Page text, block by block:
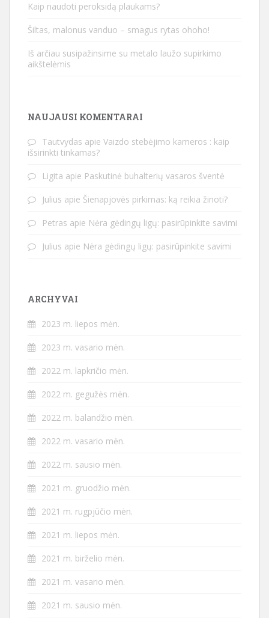
Kaip naudoti peroksidą plaukams?
Šiltas, malonus vanduo – smagus rytas ohoho!
Iš arčiau susipažinsime su metalo laužo supirkimo
aikštelėmis
NAUJAUSI KOMENTARAI
Tautvydas apie Vaizdo stebėjimo kameros : kaip
išsirinkti tinkamas?
Ligita apie Paskutinė buhalterių vasaros šventė
Julius apie Šienapjovės pirkimas: ką reikia žinoti?
Petras apie Nėra gėdingų ligų: pasirūpinkite savimi
Julius apie Nėra gėdingų ligų: pasirūpinkite savimi
ARCHYVAI
2023 m. liepos mėn.
2023 m. vasario mėn.
2022 m. lapkričio mėn.
2022 m. gegužės mėn.
2022 m. balandžio mėn.
2022 m. vasario mėn.
2022 m. sausio mėn.
2021 m. gruodžio mėn.
2021 m. rugpjūčio mėn.
2021 m. liepos mėn.
2021 m. birželio mėn.
2021 m. vasario mėn.
2021 m. sausio mėn.